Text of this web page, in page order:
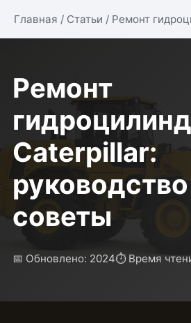
Главная / Статьи / Ремонт
Ремонт
Caterpillar:
советы
📅 Обновлено: 2024⏱️ Время